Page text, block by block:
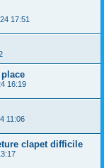
17:51
16:19
11:06
clapet difficile